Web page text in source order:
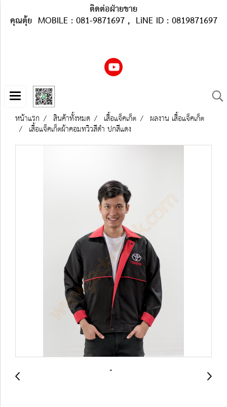
ติดต่อฝ่ายขาย
คุณตุ้ย MOBILE : 081-9871697 , LiNE ID : 0819871697
หน้าแรก สินค้าทั้งหมด เสื้อแจ็คเก็ต ผลงาน เสื้อแจ็คเก็ต
เสื้อแจ็คเก็ตผ้าคอมทวิวสีดำ ปกสีแดง